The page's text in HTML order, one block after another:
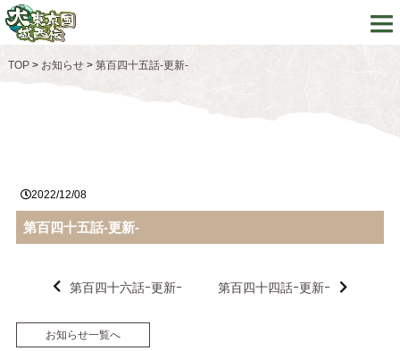
TOP> お知らせ> 第百四十五話-更新-
2022/12/08
第百四十五話-更新-
第百四十六話ｰ更新ｰ 第百四十四話ｰ更新ｰ
お知らせ一覧へ